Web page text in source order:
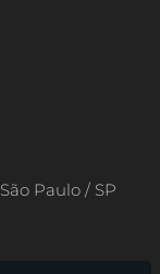
Paulo / SP